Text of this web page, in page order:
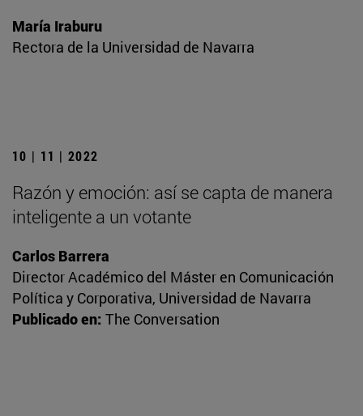
María Iraburu
Rectora de la Universidad de Navarra
10 | 11 | 2022
Razón y emoción: así se capta de manera
inteligente a un votante
Carlos Barrera
Director Académico del Máster en Comunicación
Política y Corporativa, Universidad de Navarra
Publicado en: The Conversation